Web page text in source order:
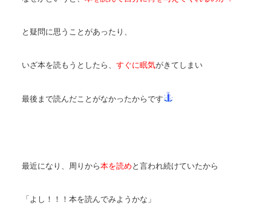
と疑問に思うことがあったり、
いざ本を読もうとしたら、 すぐに眠気がきてしまい
最後まで読んだことがなかったからです
最近になり、周りから本を読め と言われ続けていたから
「よし！！！本を読んでみようかな」